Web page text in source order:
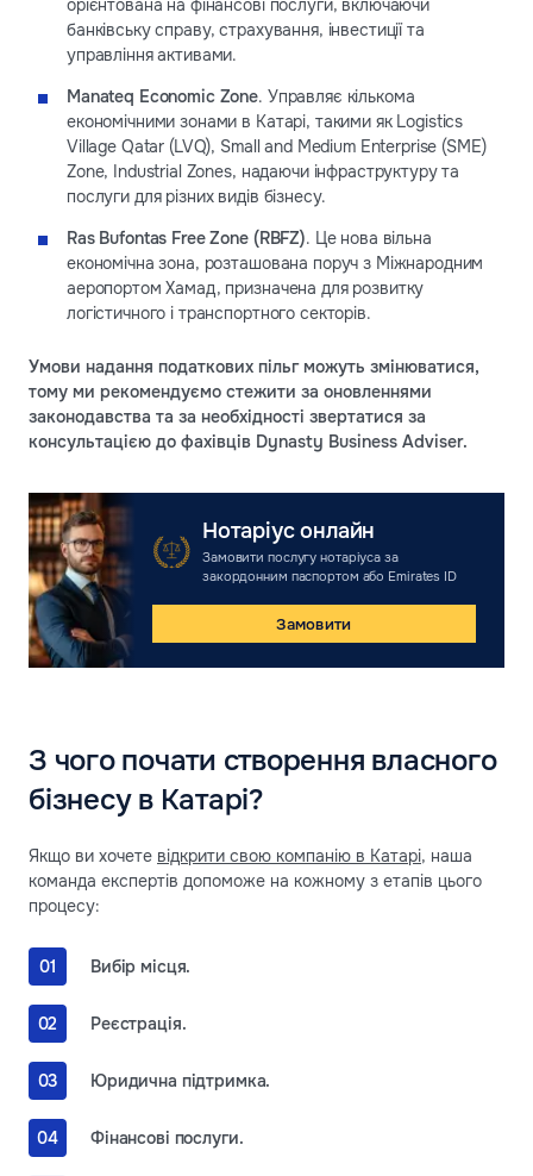
орієнтована на фінансові послуги, включаючи
банківську справу, страхування, інвестиції та
управління активами.
Manateq Economic Zone. Управляє кількома
економічними зонами в Катарі, такими як Logistics
Village Qatar (LVQ), Small and Medium Enterprise (SME)
Zone, Industrial Zones, надаючи інфраструктуру та
послуги для різних видів бізнесу.
Ras Bufontas Free Zone (RBFZ). Це нова вільна
економічна зона, розташована поруч з Міжнародним
аеропортом Хамад, призначена для розвитку
логістичного і транспортного секторів.
Умови надання податкових пільг можуть змінюватися,
тому ми рекомендуємо стежити за оновленнями
законодавства та за необхідності звертатися за
консультацією до фахівців Dynasty Business Adviser.
Нотаріус онлайн
Замовити послугу нотаріуса за
закордонним паспортом або Emirates ID
Замовити
З чого почати створення власного
бізнесу в Катарі?
Якщо ви хочете відкрити свою компанію в Катарі, наша
команда експертів допоможе на кожному з етапів цього
процесу:
Вибір місця.
Реєстрація.
Юридична підтримка.
Фінансові послуги.